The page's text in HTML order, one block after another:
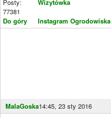
Posty:
77381
Do góry
Wizytówka
Instagram Ogrodowiska
MalaGoska14:45, 23 sty 2016